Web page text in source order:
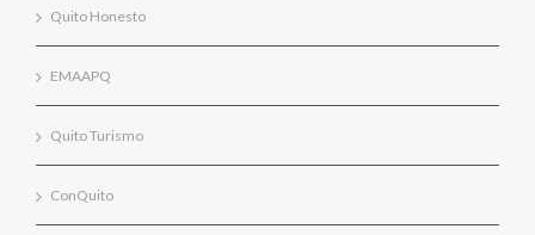
Quito Honesto
EMAAPQ
Quito Turismo
ConQuito